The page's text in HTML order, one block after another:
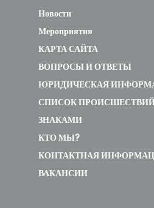
Новости
Мероприятия
КАРТА САЙТА
ВОПРОСЫ И ОТВЕТЫ
ЮРИДИЧЕСКАЯ
СПИСОК
ЗНАКАМИ
КТО МЫ?
КОНТАКТНАЯ
ВАКАНСИИ